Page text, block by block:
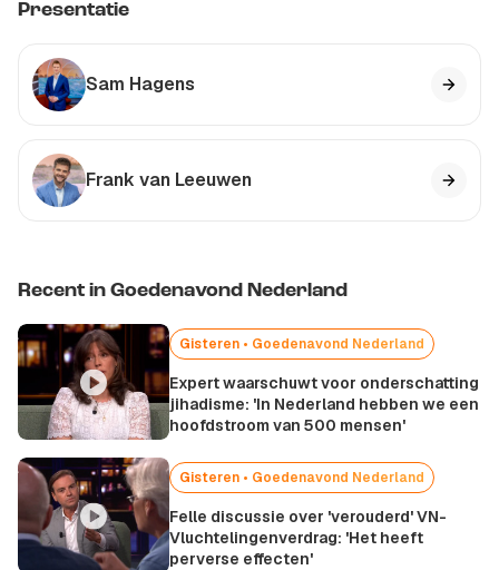
Presentatie
Sam Hagens
Frank van Leeuwen
Recent in Goedenavond Nederland
Gisteren • Goedenavond Nederland
Expert waarschuwt voor onderschatting
jihadisme: 'In Nederland hebben we een
hoofdstroom van 500 mensen'
Gisteren • Goedenavond Nederland
Felle discussie over 'verouderd' VN-
Vluchtelingenverdrag: 'Het heeft
perverse effecten'